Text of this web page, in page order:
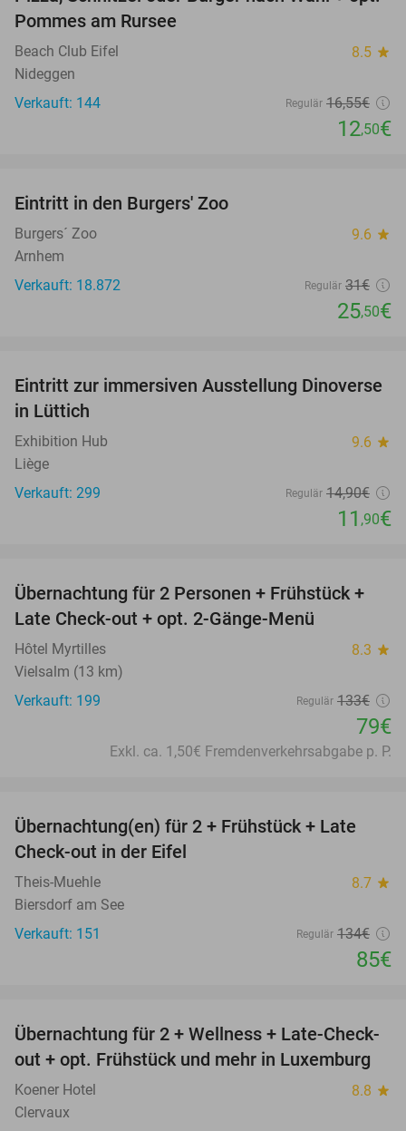
Pommes am Rursee
Beach Club Eifel 8.5 star
Nideggen
Verkauft: 144
Regulär 16,55€
12,50€
Eintritt in den Burgers' Zoo
Burgers´ Zoo 9.6 star
Arnhem
Verkauft: 18.872
Regulär 31€
25,50€
20%
Eintritt zur immersiven Ausstellung Dinoverse
in Lüttich
Exhibition Hub 9.6 star
Liège
Verkauft: 299
Regulär 14,90€
11 ,90€
41%
Übernachtung für 2 Personen + Frühstück +
Late Check-out + opt. 2-Gänge-Menü
Hôtel Myrtilles 8.3 star
Vielsalm (13 km)
Verkauft: 199
Regulär 133€
79€
Exkl. ca. 1,50€ Fremdenverkehrsabgabe p. P.
37%
Übernachtung(en) für 2 + Frühstück + Late
Check-out in der Eifel
Theis-Muehle 8.7 star
Biersdorf am See
Verkauft: 151
Regulär 134€
85€
17%
Übernachtung für 2 + Wellness + Late-Check-
out + opt. Frühstück und mehr in Luxemburg
Koener Hotel 8.8 star
Clervaux